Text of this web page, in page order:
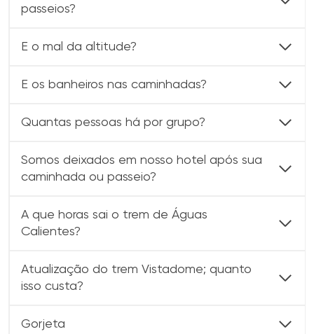
passeios?
E o mal da altitude?
E os banheiros nas caminhadas?
Quantas pessoas há por grupo?
Somos deixados em nosso hotel após sua
caminhada ou passeio?
A que horas sai o trem de Águas
Calientes?
Atualização do trem Vistadome; quanto
isso custa?
Gorjeta